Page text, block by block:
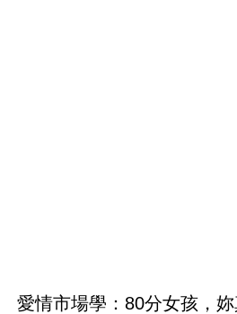
愛情市場學：80分女孩，